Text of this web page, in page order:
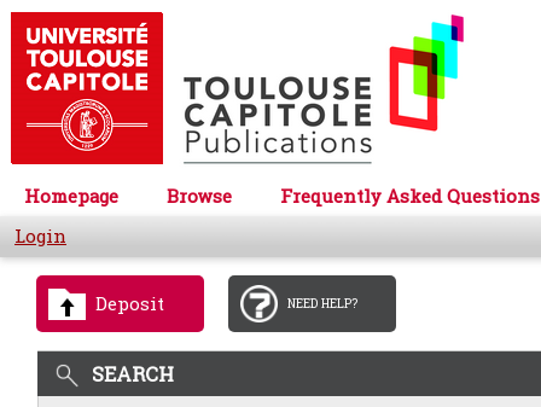
Homepage Browse
Frequently Asked Questions
Login
Deposit NEED HELP?
SEARCH